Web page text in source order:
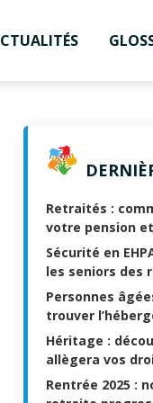
Retraités :
votre pension
Sécurité en
les seniors des
Personnes
trouver
Héritage :
allègera vos
Rentrée 2025 :